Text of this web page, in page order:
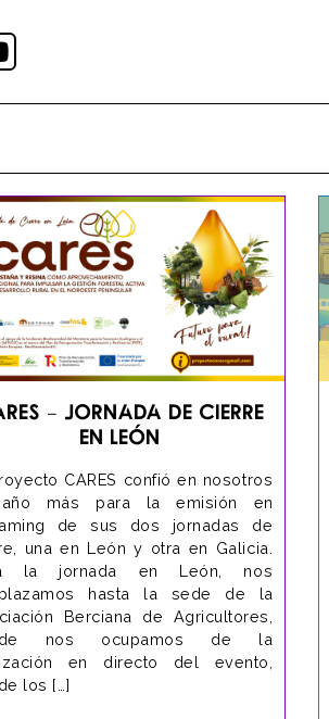
– Jornada de cierre
en León
CARES confió en nosotros
más para la emisión en
de sus dos jornadas de
una en León y otra en Galicia.
la jornada en León, nos
hasta la sede de la
Berciana de Agricultores,
nos ocupamos de la
en directo del evento,
los […]